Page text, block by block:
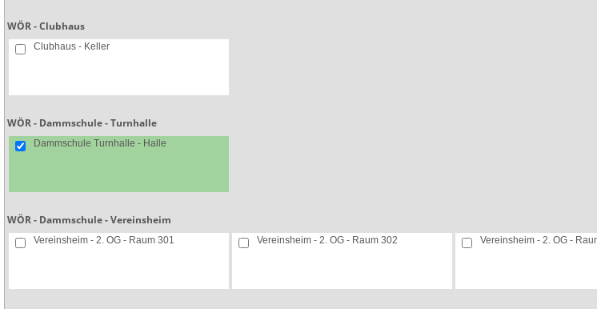
WÖR - Clubhaus
Clubhaus - Keller
WÖR - Dammschule - Turnhalle
Dammschule Turnhalle - Halle
WÖR - Dammschule - Vereinsheim
Vereinsheim - 2. OG - Raum 301 Vereinsheim - 2. OG - Raum 302 Vereinsheim - 2. OG -